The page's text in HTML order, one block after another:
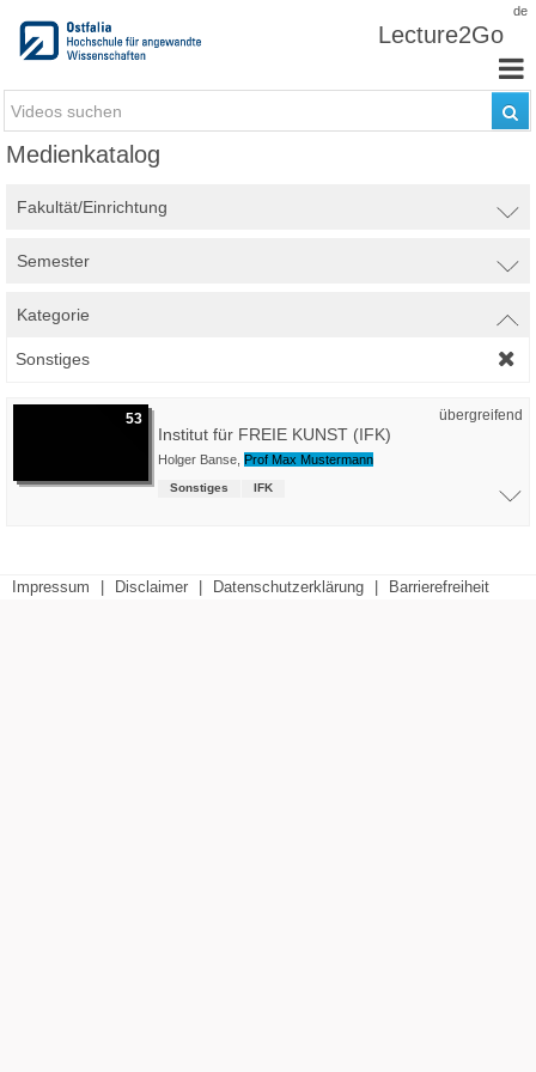
de
Lecture2Go
Medienkatalog
Fakultät/Einrichtung
Semester
Kategorie
Sonstiges
53 übergreifend
Institut für FREIE KUNST (IFK)
Holger Banse Prof Max Mustermann
Sonstiges IFK
Impressum Disclaimer Datenschutzerklärung Barrierefreiheit